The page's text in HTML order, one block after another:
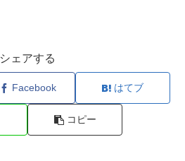
シェアする
Facebook はてブ
コピー